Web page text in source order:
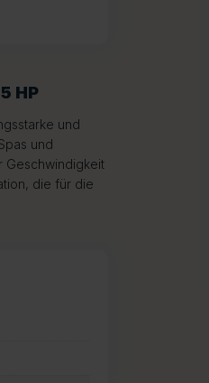
HP
und
und
Geschwindigkeit
die für die